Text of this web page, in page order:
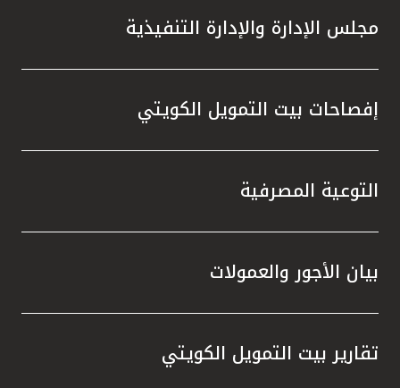
مجلس الإدارة والإدارة التنفيذية
إفصاحات بيت التمويل الكويتي
التوعية المصرفية
بيان الأجور والعمولات
تقارير بيت التمويل الكويتي